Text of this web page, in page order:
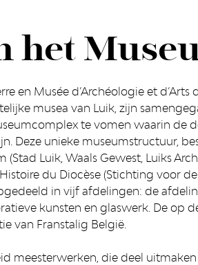
het
en Musée d’Archéologie et d’Arts
musea van Luik, zijn
te vomen waarin de
Deze unieke museumstructuur,
Luik, Waals Gewest, Luiks
du Diocèse (Stichting voor
in vijf afdelingen: de
kunsten en glaswerk. De op
van Franstalig België.
meesterwerken, die deel uitmaken